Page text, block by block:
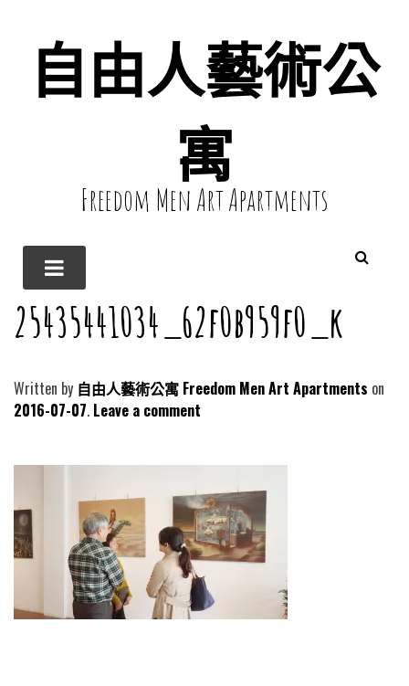
自由人藝術公
寓
Freedom Men Art Apartments
25435441034_62f0b959f0_k
Written by 自由人藝術公寓 Freedom Men Art Apartments
2016-07-07 Leave a comment